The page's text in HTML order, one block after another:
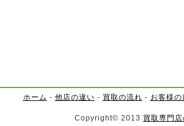
ホーム - 他店の違い - 買取の流れ - お客様の
Copyright© 2013 買取専門